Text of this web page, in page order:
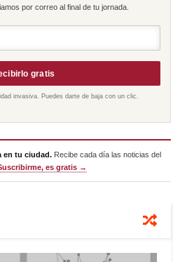
por correo al final de tu jornada.
gratis
invasiva. Puedes darte de baja con un clic.
en tu ciudad. Recibe cada día las noticias del
es gratis →